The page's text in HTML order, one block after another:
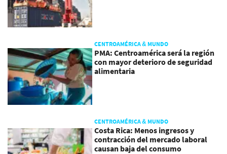
CENTROAMÉRICA & MUNDO
PMA: Centroamérica será la región
con mayor deterioro de seguridad
alimentaria
CENTROAMÉRICA & MUNDO
Costa Rica: Menos ingresos y
contracción del mercado laboral
causan baja del consumo